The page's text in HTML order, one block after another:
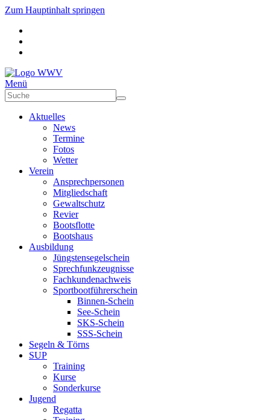
Zum Hauptinhalt springen
Menü
Aktuelles
News
Termine
Fotos
Wetter
Verein
Ansprechpersonen
Mitgliedschaft
Gewaltschutz
Revier
Bootsflotte
Bootshaus
Ausbildung
Jüngstensegelschein
Sprechfunkzeugnisse
Fachkundenachweis
Sportbootführerschein
Binnen-Schein
See-Schein
SKS-Schein
SSS-Schein
Segeln & Törns
SUP
Training
Kurse
Sonderkurse
Jugend
Regatta